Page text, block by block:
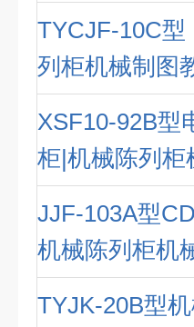
TYCJF-10C
列柜机械制图
XSF10-92B型
柜|机械陈列柜
JJF-103A型
机械陈列柜机
TYJK-20B型